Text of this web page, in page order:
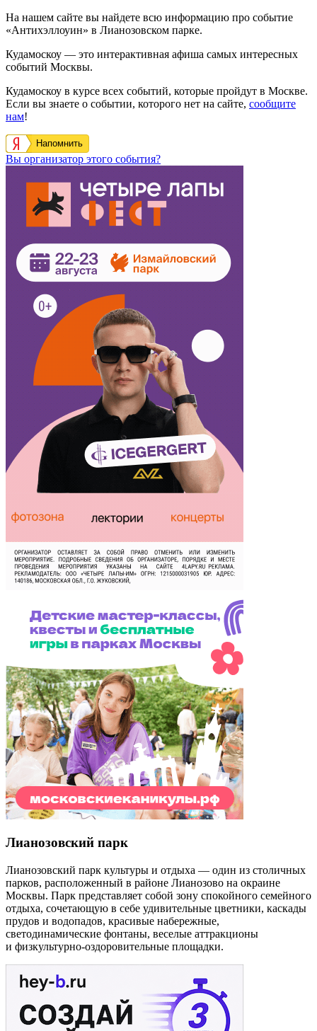
На нашем сайте вы найдете всю информацию про событие
«Антихэллоуин» в Лианозовском парке.
Кудамоскоу — это интерактивная афиша самых интересных
событий Москвы.
Кудамоскоу в курсе всех событий, которые пройдут в Москве.
Если вы знаете о событии, которого нет на сайте, сообщите
нам!
Напомнить
Вы организатор этого события?
Лианозовский парк
Лианозовский парк культуры и отдыха — один из столичных
парков, расположенный в районе Лианозово на окраине
Москвы. Парк представляет собой зону спокойного семейного
отдыха, сочетающую в себе удивительные цветники, каскады
прудов и водопадов, красивые набережные,
светодинамические фонтаны, веселые аттракционы
и физкультурно-оздоровительные площадки.